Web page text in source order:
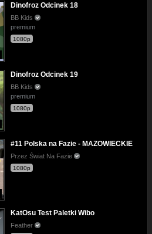
Dinofroz Odcinek 18
BB Kids
premium
1080p
Dinofroz Odcinek 19
BB Kids
premium
1080p
#11 Polska na Fazie - MAZOWIECKIE
Przez Świat Na Fazie
1080p
KatOsu Test Paletki Wibo
Feather